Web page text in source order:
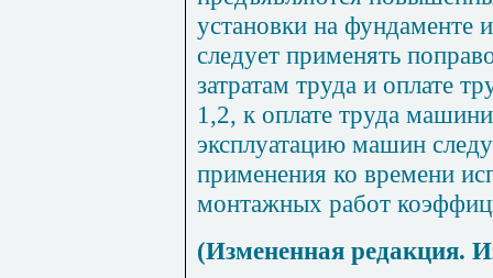
установки на фундаменте
следует применять
затратам труда и оплате
1,2, к оплате труда
эксплуатацию машин
применения ко времени
монтажных работ
(Измененная редакция.